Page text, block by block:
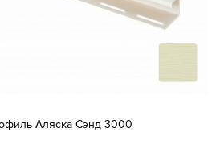
Аляска Сэнд 3000